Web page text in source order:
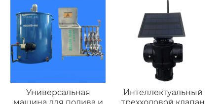
Универсальная
Интеллектуальный